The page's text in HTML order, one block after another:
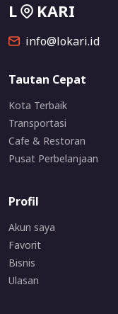
L KARI
info@lokari.id
Tautan Cepat
Kota Terbaik
Transportasi
Cafe & Restoran
Pusat Perbelanjaan
Profil
Akun saya
Favorit
Bisnis
Ulasan